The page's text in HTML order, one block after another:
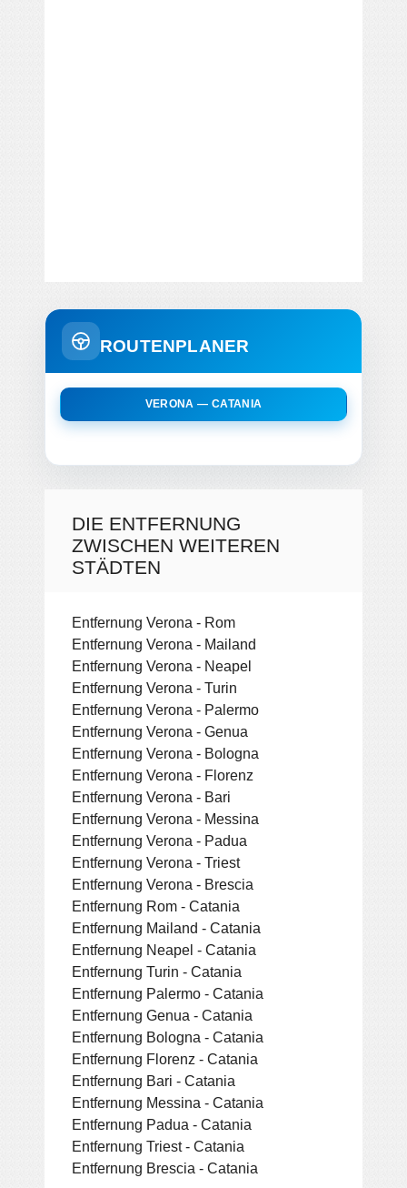
ROUTENPLANER
VERONA — CATANIA
DIE ENTFERNUNG
ZWISCHEN WEITEREN
STÄDTEN
Entfernung Verona - Rom
Entfernung Verona - Mailand
Entfernung Verona - Neapel
Entfernung Verona - Turin
Entfernung Verona - Palermo
Entfernung Verona - Genua
Entfernung Verona - Bologna
Entfernung Verona - Florenz
Entfernung Verona - Bari
Entfernung Verona - Messina
Entfernung Verona - Padua
Entfernung Verona - Triest
Entfernung Verona - Brescia
Entfernung Rom - Catania
Entfernung Mailand - Catania
Entfernung Neapel - Catania
Entfernung Turin - Catania
Entfernung Palermo - Catania
Entfernung Genua - Catania
Entfernung Bologna - Catania
Entfernung Florenz - Catania
Entfernung Bari - Catania
Entfernung Messina - Catania
Entfernung Padua - Catania
Entfernung Triest - Catania
Entfernung Brescia - Catania